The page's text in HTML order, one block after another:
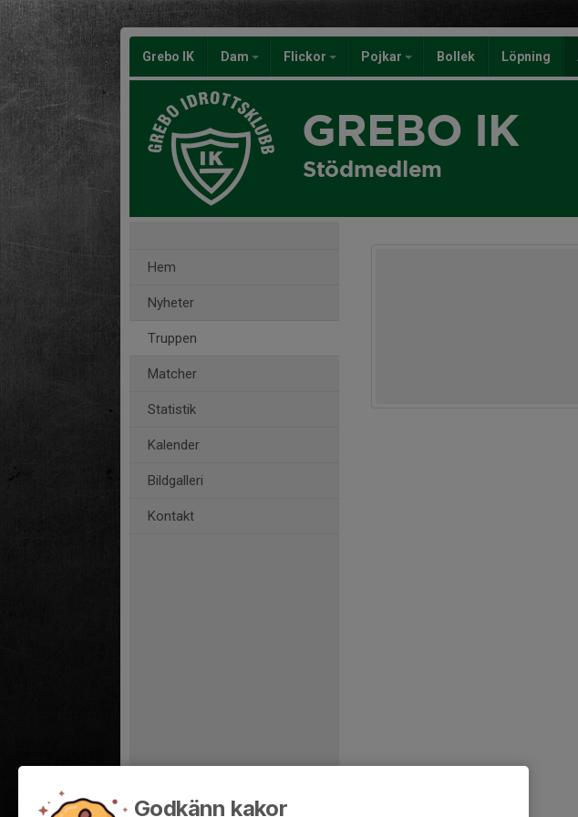
Grebo IK Dam Flickor Pojkar Bollek Löpning
GREBO IK
Stödmedlem
Hem
Nyheter
Truppen
Matcher
Statistik
Kalender
Bildgalleri
Kontakt
Godkänn kakor